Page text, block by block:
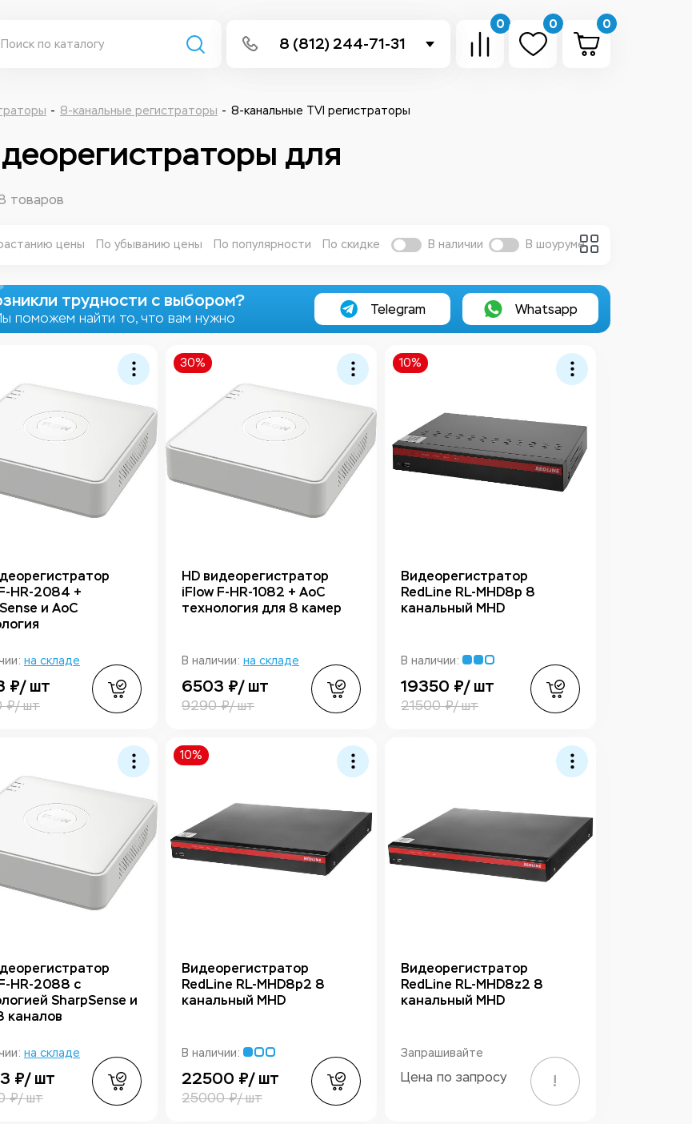
8 (812) 244-71-31
Написать в Telegram
0 0 0
8-канальные регистраторы 8-канальные TVI регистраторы
для
товаров
цены По убыванию цены По популярности По скидке В наличии В шоуруме
трудности с выбором?
поможем найти то, что вам нужно
Telegram Whatsapp
HR-2084 +
и AoC
на складе
₽/ шт
₽/ шт
30%
HD видеорегистратор
iFlow F-HR-1082 + AoC
технология для 8 камер
В наличии: на складе
6503 ₽/ шт
9290 ₽/ шт
10%
Видеорегистратор
RedLine RL-MHD8p 8
канальный MHD
В наличии:
19350 ₽/ шт
21500 ₽/ шт
HR-2088 с
SharpSense и
каналов
на складе
₽/ шт
₽/ шт
10%
Видеорегистратор
RedLine RL-MHD8p2 8
канальный MHD
В наличии:
22500 ₽/ шт
25000 ₽/ шт
Видеорегистратор
RedLine RL-MHD8z2 8
канальный MHD
Запрашивайте
Цена по запросу !